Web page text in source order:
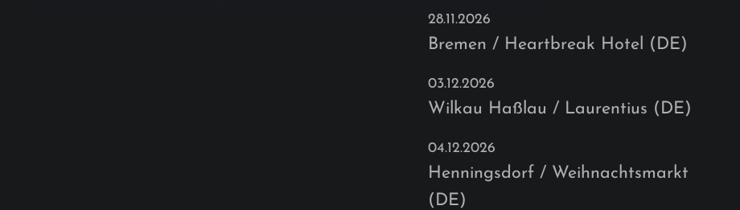
28.11.2026
Bremen / Heartbreak Hotel (DE)
03.12.2026
Wilkau Haßlau / Laurentius (DE)
04.12.2026
Henningsdorf / Weihnachtsmarkt
(DE)